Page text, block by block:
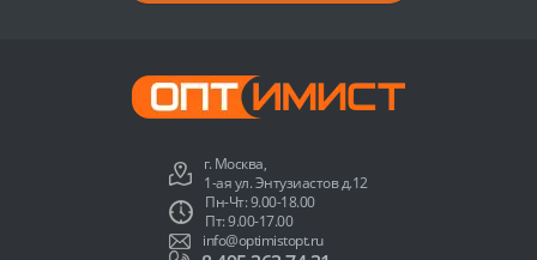
г. Москва,
1-ая ул. Энтузиастов д.12
Пн-Чт: 9.00-18.00
Пт: 9.00-17.00
info@optimistopt.ru